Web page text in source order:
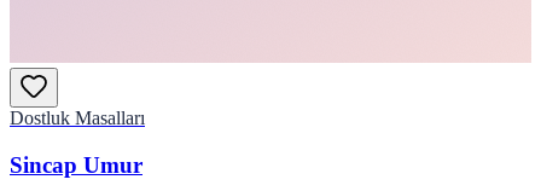
Dostluk Masalları
Sincap Umur